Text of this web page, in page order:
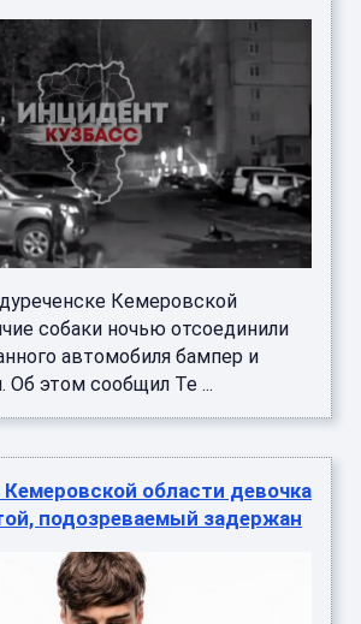
Кемеровской
собаки ночью отсоединили
автомобиля бампер и
Об этом сообщил Te ...
области девочка
подозреваемый задержан